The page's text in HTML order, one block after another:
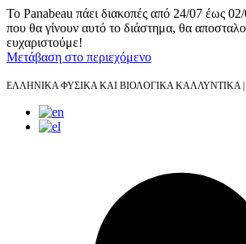
Το Panabeau πάει διακοπές από 24/07 έως
που θα γίνουν αυτό το διάστημα, θα
ευχαριστούμε!
Μετάβαση στο περιεχόμενο
ΕΛΛΗΝΙΚΑ ΦΥΣΙΚΑ ΚΑΙ ΒΙΟΛΟΓΙΚΑ ΚΑΛΛΥΝΤΙΚΑ |